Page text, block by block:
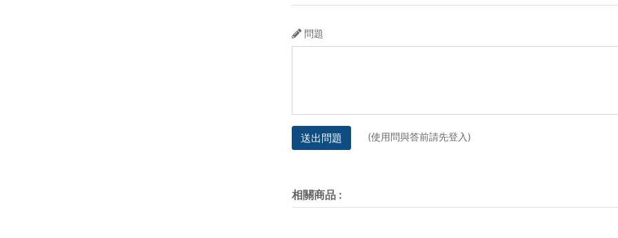
問題
送出問題 (使用問與答前請先登入)
相關商品 :